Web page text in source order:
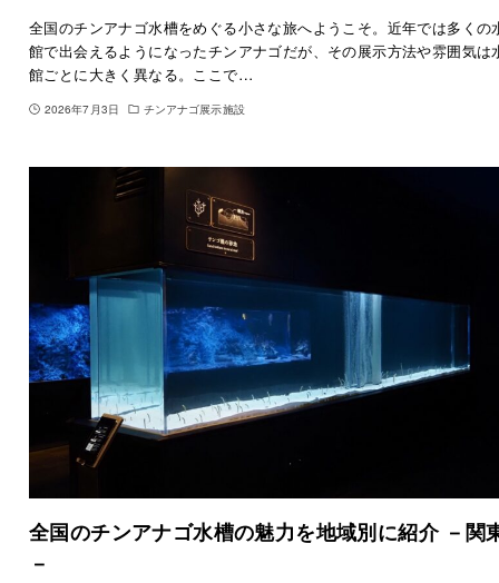
全国のチンアナゴ水槽をめぐる小さな旅へようこそ。近年では多くの
館で出会えるようになったチンアナゴだが、その展示方法や雰囲気は
館ごとに大きく異なる。ここで…
2026年7月3日 チンアナゴ展示施設
全国のチンアナゴ水槽の魅力を地域別に紹介 －関
－